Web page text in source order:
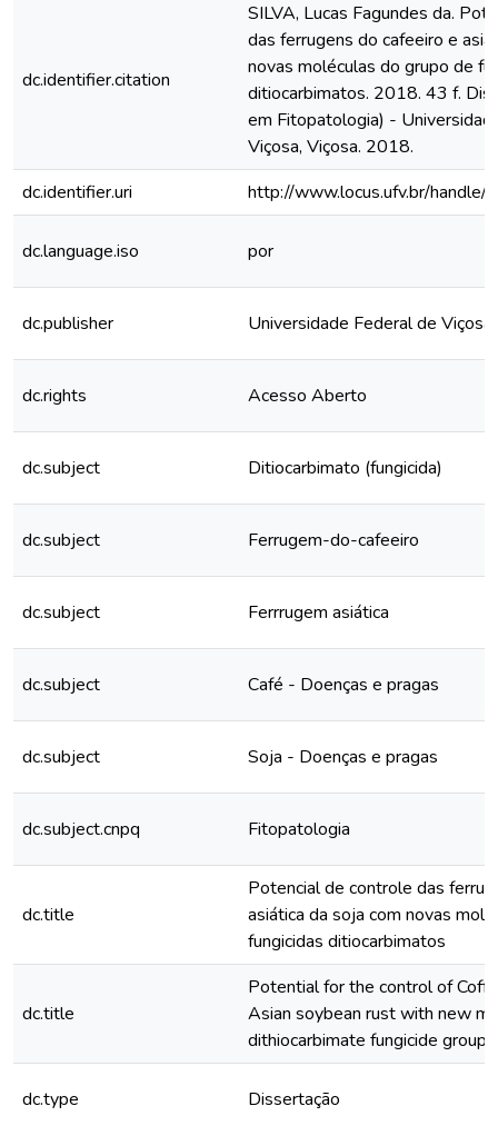
dc.identifier.citation
SILVA, Lucas Fagundes da.
das ferrugens do cafeeiro e
novas moléculas do grupo de
ditiocarbimatos. 2018. 43 f.
em Fitopatologia) -
Viçosa, Viçosa. 2018.
dc.identifier.uri
http://www.locus.ufv.br/
dc.language.iso por
dc.publisher Universidade Federal de Viçosa
dc.rights Acesso Aberto
dc.subject Ditiocarbimato (fungicida)
dc.subject Ferrugem-do-cafeeiro
dc.subject Ferrrugem asiática
dc.subject Café - Doenças e pragas
dc.subject Soja - Doenças e pragas
dc.subject.cnpq Fitopatologia
dc.title
Potencial de controle das
asiática da soja com novas
fungicidas ditiocarbimatos
dc.title
Potential for the control of
Asian soybean rust with new
dithiocarbimate fungicide group
dc.type Dissertação